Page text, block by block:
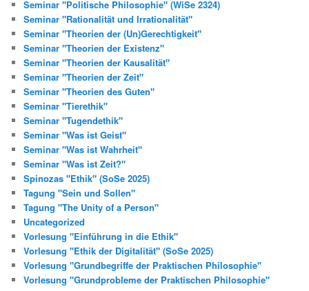
Seminar "Politische Philosophie" (WiSe 2324)
Seminar "Rationalität und Irrationalität"
Seminar "Theorien der (Un)Gerechtigkeit"
Seminar "Theorien der Existenz"
Seminar "Theorien der Kausalität"
Seminar "Theorien der Zeit"
Seminar "Theorien des Guten"
Seminar "Tierethik"
Seminar "Tugendethik"
Seminar "Was ist Geist"
Seminar "Was ist Wahrheit"
Seminar "Was ist Zeit?"
Spinozas "Ethik" (SoSe 2025)
Tagung "Sein und Sollen"
Tagung "The Unity of a Person"
Uncategorized
Vorlesung "Einführung in die Ethik"
Vorlesung "Ethik der Digitalität" (SoSe 2025)
Vorlesung "Grundbegriffe der Praktischen Philosophie"
Vorlesung "Grundprobleme der Praktischen Philosophie"